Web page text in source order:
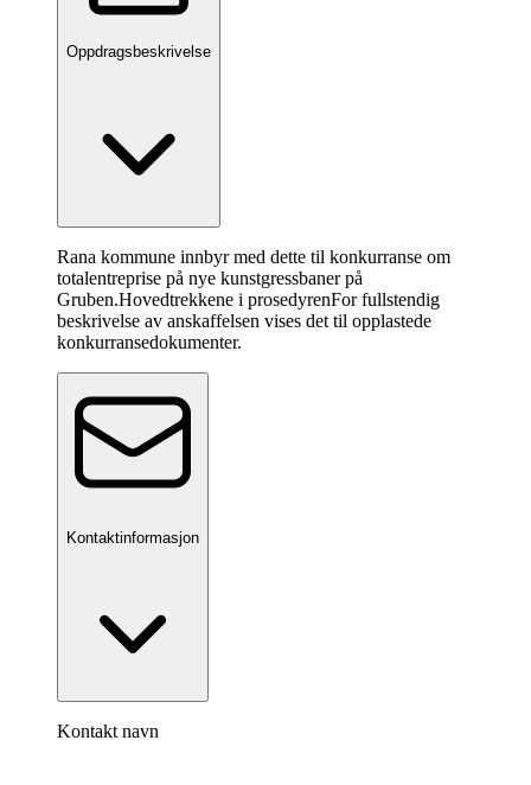
Oppdragsbeskrivelse
Rana kommune innbyr med dette til konkurranse om
totalentreprise på nye kunstgressbaner på
Gruben.Hovedtrekkene i prosedyrenFor fullstendig
beskrivelse av anskaffelsen vises det til opplastede
konkurransedokumenter.
Kontaktinformasjon
Kontakt navn